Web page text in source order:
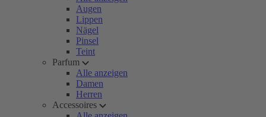
Augen
Lippen
Nägel
Pinsel
Teint
Parfum
Alle anzeigen
Damen
Herren
Accessoires